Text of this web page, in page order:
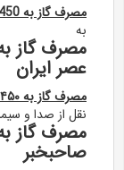
مصرف گاز به 450 میلیون مترکعب رسید | به گزارش خبرگزاری برنا
به
عصر ایران
مصرف گاز به ۴۵۰ میلیون مترکعب رسید - عصر ایران
نقل از صدا و
صاحبخبر